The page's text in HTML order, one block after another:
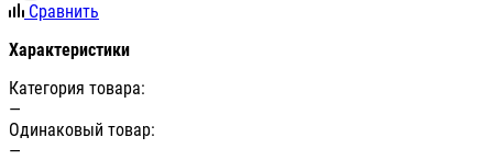
Сравнить
Характеристики
Категория товара:
—
Одинаковый товар:
—